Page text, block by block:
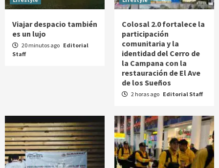
Viajar despacio también
es un lujo
20 minutos ago Editorial
Staff
Colosal 2.0 fortalece la
participación
comunitaria y la
identidad del Cerro de
la Campana con la
restauración de El Ave
de los Sueños
2 horas ago Editorial Staff